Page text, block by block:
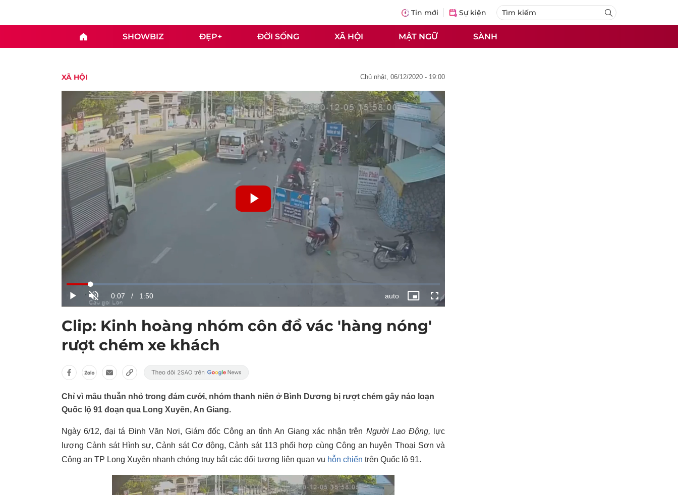
Tin mới Sự kiện
SHOWBIZ ĐẸP+ ĐỜI SỐNG XÃ HỘI MẬT NGỮ SÀNH
XÃ HỘI chủ nhật, 06/12/2020 - 19:00
Clip: Kinh hoàng nhóm côn đồ vác 'hàng nóng'
rượt chém xe khách
Chỉ vì mâu thuẫn nhỏ trong đám cưới, nhóm thanh niên ở Bình Dương bị rượt chém gây náo loạn
Quốc lộ 91 đoạn qua Long Xuyên, An Giang.
Ngày 6/12, đại tá Đinh Văn Nơi, Giám đốc Công an tỉnh An Giang xác nhận trên Người Lao Động,
lực
lượng Cảnh sát Hình sự, Cảnh sát Cơ động, Cảnh sát 113 phối hợp cùng Công an huyện Thoại Sơn và
Công an TP Long Xuyên nhanh chóng truy bắt các đối tượng liên quan vụ hỗn chiến trên Quốc lộ 91.